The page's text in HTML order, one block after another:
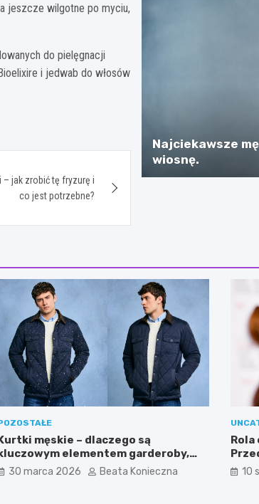
jeszcze wilgotne po myciu,
do pielęgnacji
i jedwab do włosów
– jak zrobić tę fryzurę i
co jest potrzebne?
Najciekawsze
wiosnę.
męskie – dlaczego są
elementem garderoby,
definiuje styl i funkcjonalność?
30 marca 2026 Beata Konieczna
Rola
10